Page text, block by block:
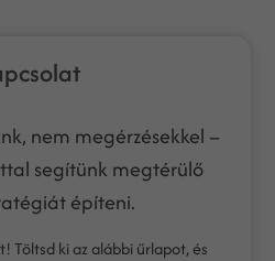
nem megérzésekkel –
segítünk megtérülő
építeni.
Töltsd ki az alábbi űrlapot, és